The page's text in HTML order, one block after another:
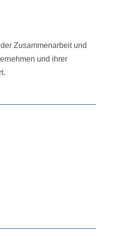
Zusammenarbeit und
und ihrer